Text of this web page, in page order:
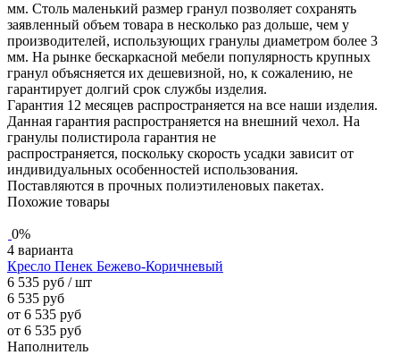
мм. Столь маленький размер гранул позволяет сохранять
заявленный объем товара в несколько раз дольше, чем у
производителей, использующих гранулы диаметром более 3
мм. На рынке бескаркасной мебели популярность крупных
гранул объясняется их дешевизной, но, к сожалению, не
гарантирует долгий срок службы изделия.
Гарантия 12 месяцев распространяется на все наши изделия.
Данная гарантия распространяется на внешний чехол. На
гранулы полистирола гарантия не
распространяется, поскольку скорость усадки зависит от
индивидуальных особенностей использования.
Поставляются в прочных полиэтиленовых пакетах.
Похожие товары
0%
4 варианта
Кресло Пенек Бежево-Коричневый
6 535 руб / шт
6 535 руб
от 6 535 руб
от 6 535 руб
Наполнитель